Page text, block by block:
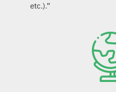
etc.).”